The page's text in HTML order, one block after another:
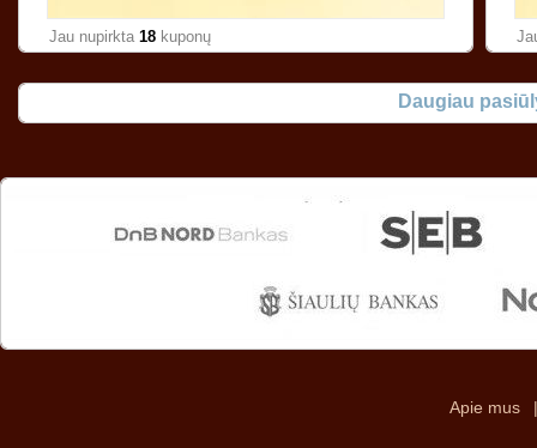
Jau nupirkta 18 kuponų
Daugiau
Apie mus |